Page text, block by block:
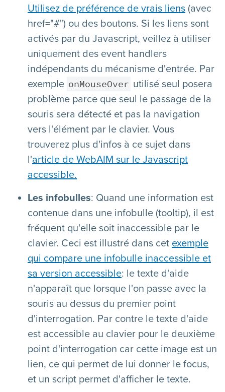
Utilisez de préférence de vrais liens (avec
href="#") ou des boutons. Si les liens sont
activés par du Javascript, veillez à utiliser
uniquement des event handlers
indépendants du mécanisme d'entrée. Par
exemple onMouseOver utilisé seul posera
problème parce que seul le passage de la
souris sera détecté et pas la navigation
vers l'élément par le clavier. Vous
trouverez plus d'infos à ce sujet dans
l'article de WebAIM sur le Javascript
accessible.
Les infobulles: Quand une information est
contenue dans une infobulle (tooltip), il est
fréquent qu'elle soit inaccessible par le
clavier. Ceci est illustré dans cet exemple
qui compare une infobulle inaccessible et
sa version accessible: le texte d'aide
n'apparaît que lorsque l'on passe avec la
souris au dessus du premier point
d'interrogation. Par contre le texte d'aide
est accessible au clavier pour le deuxième
point d'interrogation car cette image est un
lien, ce qui permet de lui donner le focus,
et un script permet d'afficher le texte.